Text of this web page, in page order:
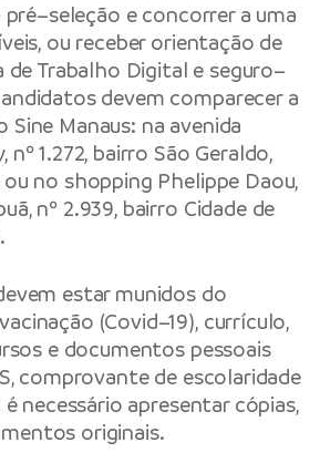
e concorrer a uma
ou receber orientação de
de Trabalho Digital e seguro–
devem comparecer a
Manaus: na avenida
1.272, bairro São Geraldo,
no shopping Phelippe Daou,
nº 2.939, bairro Cidade de
estar munidos do
(Covid–19), currículo,
e documentos pessoais
comprovante de escolaridade
é necessário apresentar cópias,
originais.